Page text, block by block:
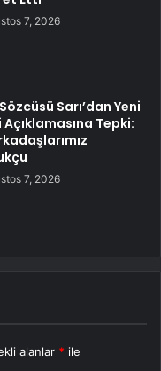
7, 2026
Sarı’dan Yeni
Tepki:
7, 2026
alanlar * ile